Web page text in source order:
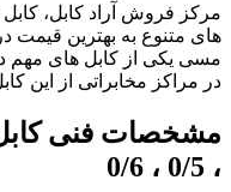
های متنوع به بهترین قیمت
مسی یکی از کابل های مهم
در مراکز مخابراتی از این
، 0/5 ، 0/6